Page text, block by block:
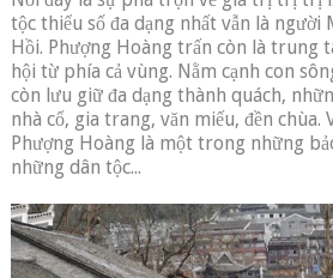
tộc thiểu số đa dạng nhất vẫn là người
Hồi. Phượng Hoàng trấn còn là trung
hội từ phía cả vùng. Nằm cạnh con
còn lưu giữ đa dạng thành quách,
nhà cổ, gia trang, văn miếu, đền chùa.
Phượng Hoàng là một trong những
những dân tộc...